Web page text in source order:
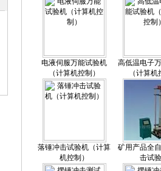
电液伺服万能试验机
（计算机控制）
高低温电子
（计算
落锤冲击试验机（计算
机控制）
矿用产品全
击试